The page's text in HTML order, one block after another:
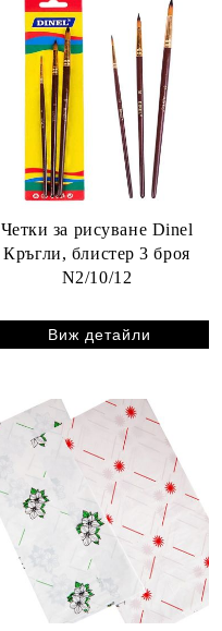
Четки за рисуване Dinel
Кръгли, блистер 3 броя
N2/10/12
Виж детайли